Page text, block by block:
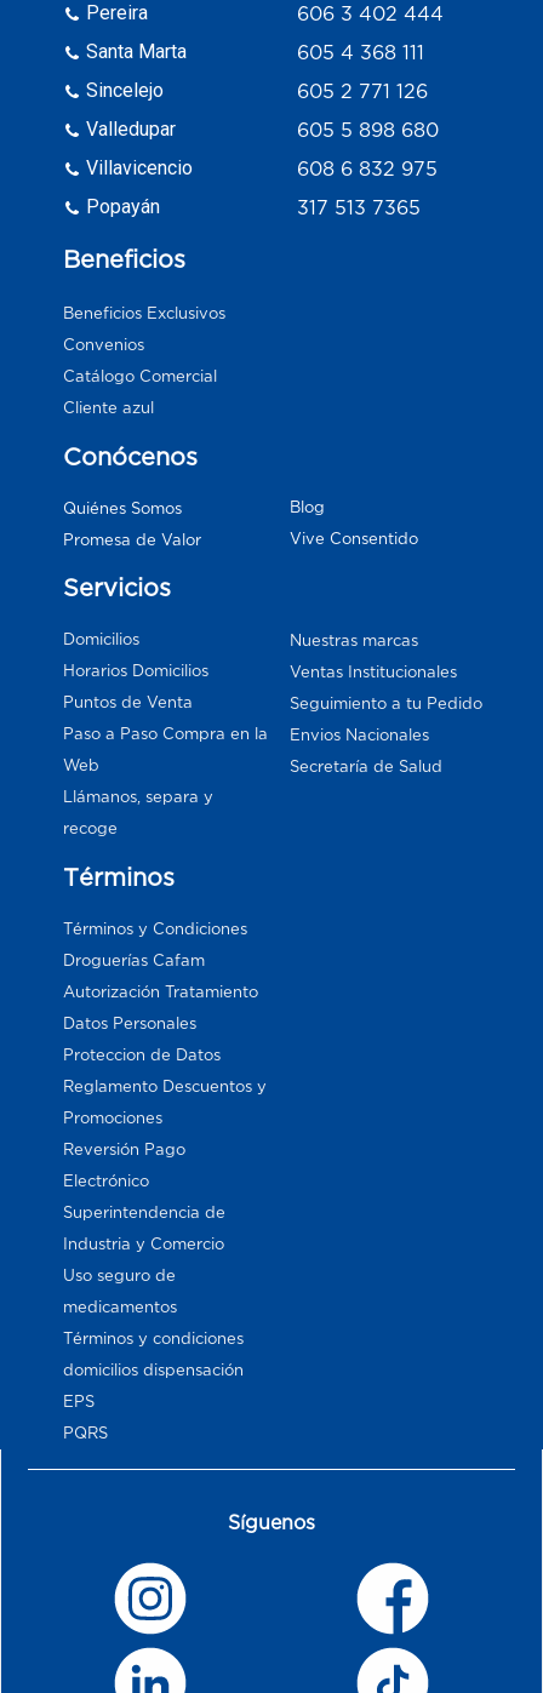
Pereira
Santa Marta
Sincelejo
Valledupar
Villavicencio
Popayán
606 3 402 444
605 4 368 111
605 2 771 126
605 5 898 680
608 6 832 975
317 513 7365
Beneficios
Beneficios Exclusivos
Convenios
Catálogo Comercial
Cliente azul
Conócenos
Quiénes Somos
Promesa de Valor
Blog
Vive Consentido
Servicios
Domicilios
Horarios Domicilios
Puntos de Venta
Paso a Paso Compra en la
Web
Llámanos, separa y
recoge
Nuestras marcas
Ventas Institucionales
Seguimiento a tu Pedido
Envios Nacionales
Secretaría de Salud
Términos
Términos y Condiciones
Droguerías Cafam
Autorización Tratamiento
Datos Personales
Proteccion de Datos
Reglamento Descuentos y
Promociones
Reversión Pago
Electrónico
Superintendencia de
Industria y Comercio
Uso seguro de
medicamentos
Términos y condiciones
domicilios dispensación
EPS
PQRS
Síguenos